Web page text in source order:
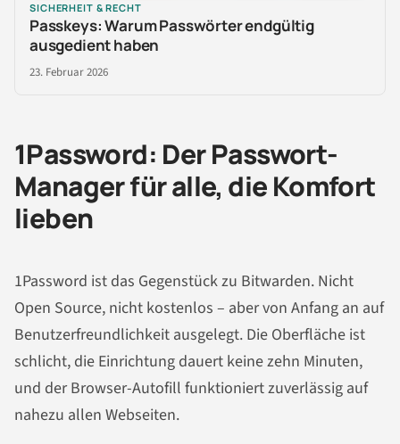
SICHERHEIT & RECHT
Passkeys: Warum Passwörter endgültig
ausgedient haben
23. Februar 2026
1Password: Der Passwort-
Manager für alle, die Komfort
lieben
1Password ist das Gegenstück zu Bitwarden. Nicht
Open Source, nicht kostenlos – aber von Anfang an auf
Benutzerfreundlichkeit ausgelegt. Die Oberfläche ist
schlicht, die Einrichtung dauert keine zehn Minuten,
und der Browser-Autofill funktioniert zuverlässig auf
nahezu allen Webseiten.